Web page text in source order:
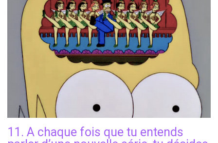
11. A chaque fois que tu entends